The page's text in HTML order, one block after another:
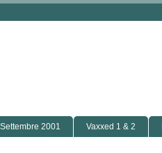
2001 Vaxxed 1 & 2